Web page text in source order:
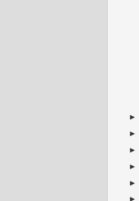
►
►
►
►
►
►